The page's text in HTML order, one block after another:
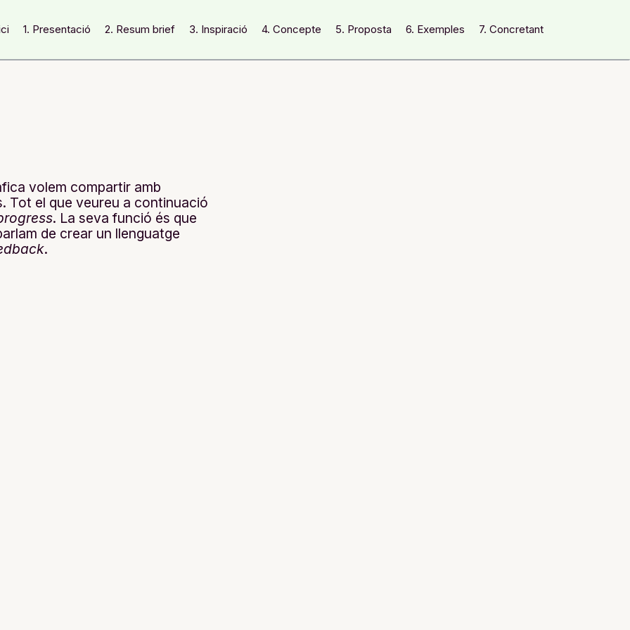
1. Presentació 2. Resum brief 3. Inspiració 4. Concepte 5. Proposta 6. Exemples 7. Concretant
volem compartir amb
Tot el que veureu a continuació
. La seva funció és que
de crear un llenguatge
.